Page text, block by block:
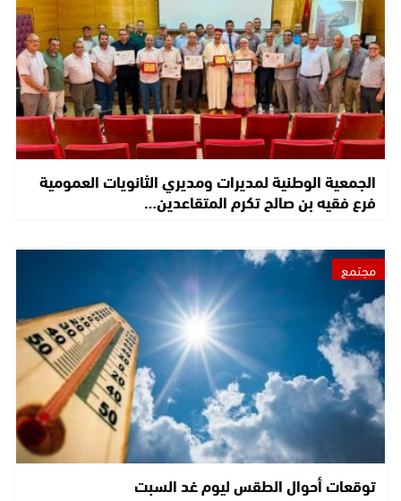
الجمعية الوطنية لمديرات ومديري الثانويات العمومية
فرع فقيه بن صالح تكرم المتقاعدين…
مجتمع
توقعات أحوال الطقس ليوم غد السبت